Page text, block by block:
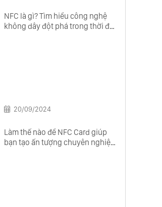
NFC là gì? Tìm hiểu công nghệ
không dây đột phá trong thời đại
20/09/2024
Làm thế nào để NFC Card giúp
bạn tạo ấn tượng chuyên nghiệp